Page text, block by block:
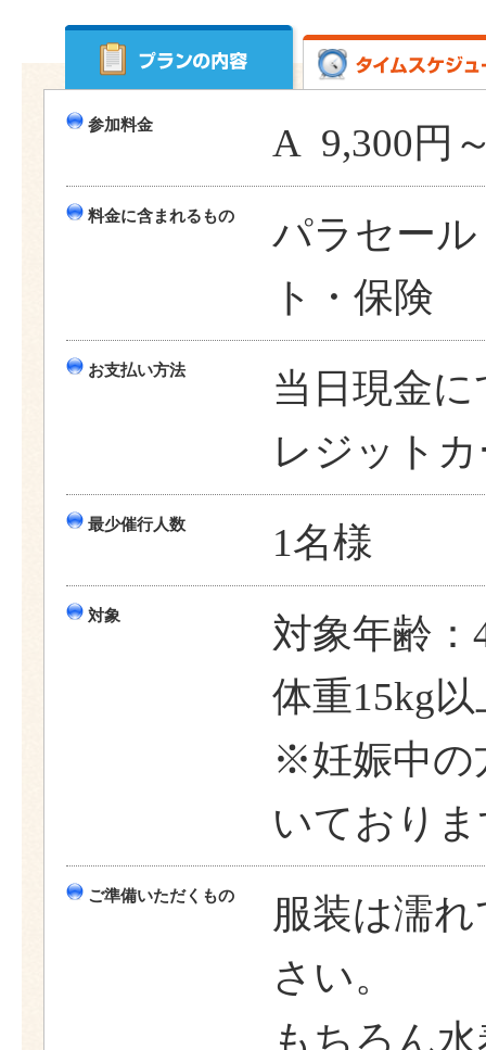
参加料金 A 9,300円
料金に含まれるもの
パラセー
ト・保険
お支払い方法
当日現金
レジット
最少催行人数 1名様
対象
対象年齢：
体重15kg
※妊娠中の
いており
ご準備いただくもの
服装は濡
さい。
もちろん